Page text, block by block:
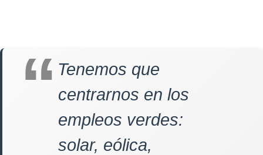
Tenemos que
centrarnos en los
empleos verdes:
solar, eólica,